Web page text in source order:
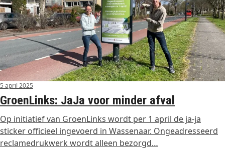
5 april 2025
GroenLinks: JaJa voor minder afval
Op initiatief van GroenLinks wordt per 1 april de ja-ja
sticker officieel ingevoerd in Wassenaar. Ongeadresseerd
reclamedrukwerk wordt alleen bezorgd…